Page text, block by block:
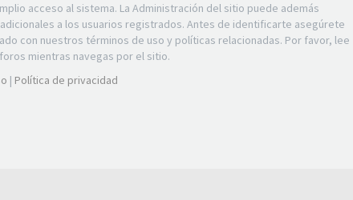
acceso al sistema. La Administración del sitio puede además
a los usuarios registrados. Antes de identificarte asegúrete
con nuestros términos de uso y políticas relacionadas. Por favor, lee
mientras navegas por el sitio.
| Política de privacidad